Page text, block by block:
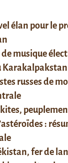
élan pour le
musique
Karakalpakstan
russes de
:
fer de